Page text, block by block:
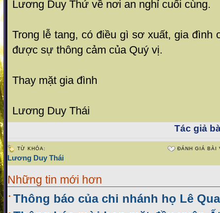
Lương Duy Thứ về nơi an nghỉ cuối cùng.
Trong lễ tang, có điều gì sơ xuất, gia đình
được sự thông cảm của Quý vị.
Thay mặt gia đình
Lương Duy Thái
Tác giả
TỪ KHÓA:
Lương Duy Thái
ĐÁNH GIÁ BÀI
Những tin mới hơn
Thông báo của chi nhánh họ Lê